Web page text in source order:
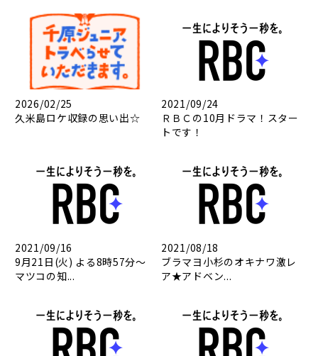
2026/02/25
久米島ロケ収録の思い出☆
2021/09/24
ＲＢＣの10月ドラマ！スター
トです！
2021/09/16
9月21日(火) よる8時57分～
マツコの知...
2021/08/18
ブラマヨ小杉のオキナワ激レ
ア★アドベン...